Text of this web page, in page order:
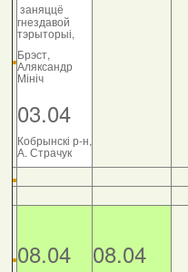
заняццё
гнездавой
тэрыторыі,
Брэст,
Аляксандр
Мініч
03.04
Кобрынскі р-н,
А. Страчук
08.04 08.04